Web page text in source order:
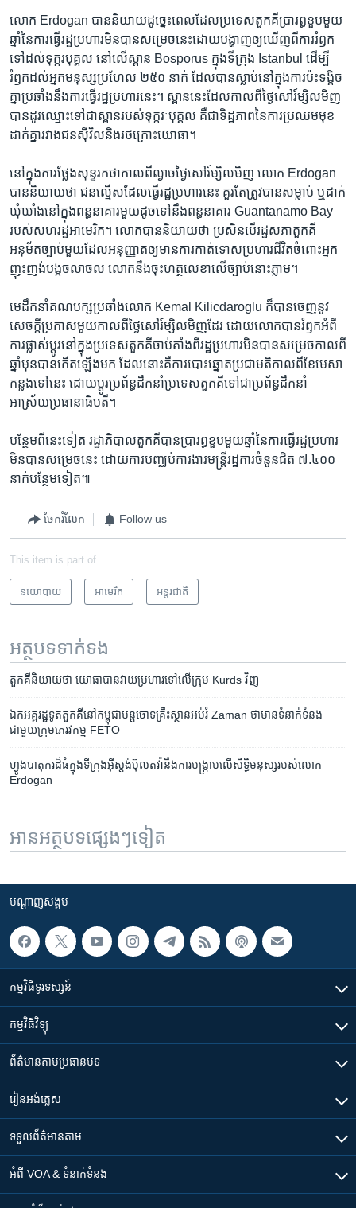
លោក Erdogan បាន​និយាយ​ដូច្នេះ​ពេល​ដែល​ប្រទេស​តួកគី​ប្រារព្ធ​ខួប​មួយ​
ឆ្នាំ​នៃ​ការ​ធ្វើ​រដ្ឋប្រហារ​មិន​បាន​សម្រេច​នេះ​ដោយ​បង្ហាញ​ឲ្យ​ឃើញ​ពី​ការ​រំឭក​
ទៅ​ដល់​ទុក្ករបុគ្គល នៅ​លើ​ស្ពាន Bosporus ក្នុង​ទីក្រុង Istanbul ដើម្បី​
រំឭក​ដល់​អ្នក​មនុស្ស​ប្រហែល ២៥០ នាក់ ដែល​បាន​ស្លាប់​នៅ​ក្នុង​ការ​ប៉ះទង្គិច​
គ្នា​ប្រឆាំង​នឹង​ការ​ធ្វើ​រដ្ឋប្រហារ​នេះ។ ស្ពាន​នេះ​ដែល​កាល​ពី​ថ្ងៃ​សៅរ៍​ម្សិលមិញ
បាន​ដូរ​ឈ្មោះ​ទៅ​ជា​ស្ពាន​របស់​ទុក្ករៈ​បុគ្គល គឺ​ជា​ទិដ្ឋភាព​នៃ​ការ​ប្រឈម​មុខ​
ដាក់​គ្នា​រវាង​ជន​ស៊ីវិល​និង​រថក្រោះ​យោធា។
នៅ​ក្នុង​ការ​ថ្លែង​សុន្ទរកថា​កាល​ពី​ល្ងាច​ថ្ងៃ​សៅរ៍​ម្សិលមិញ លោក Erdogan
បាន​និយាយ​ថា ជន​ល្មើស​ដែល​ធ្វើ​រដ្ឋប្រហារ​នេះ គួរតែ​ត្រូវ​បាន​សម្លាប់ ឬ​ដាក់​
ឃុំឃាំង​នៅ​ក្នុង​ពន្ធនាគារ​មួយ​ដូច​ទៅ​នឹង​ពន្ធនាគារ Guantanamo Bay
របស់​សហរដ្ឋ​អាមេរិក។ លោក​បាន​និយាយ​ថា ប្រសិនបើ​រដ្ឋសភា​តួកគី​
អនុម័ត​ច្បាប់​មួយ​ដែល​អនុញ្ញាត​ឲ្យ​មាន​ការ​កាត់ទោស​ប្រហារ​ជីវិត​ចំពោះ​អ្នក​
ញុះញង់​បង្ក​ចលាចល លោក​នឹង​ចុះ​ហត្ថលេខា​លើ​ច្បាប់​នោះ​ភ្លាម។
មេដឹកនាំ​គណបក្ស​ប្រឆាំង​លោក Kemal Kilicdaroglu ក៏​បាន​ចេញ​នូវ​
សេចក្ដី​ប្រកាស​មួយ​កាល​ពី​ថ្ងៃ​សៅរ៍​ម្សិលមិញ​ដែរ ដោយ​លោក​បាន​រំឭក​អំពី​
ការ​ផ្លាស់ប្ដូរ​នៅ​ក្នុង​ប្រទេស​តួកគី​ចាប់​តាំង​ពី​រដ្ឋ​ប្រហារ​មិន​បាន​សម្រេច​កាល​ពី​
ឆ្នាំ​មុន​បាន​កើត​ឡើង​មក ដែល​នោះ​គឺ​ការ​បោះឆ្នោត​ប្រជាមតិ​កាល​ពី​ខែ​មេសា​
កន្លង​ទៅ​នេះ ដោយ​ប្ដូរ​ប្រព័ន្ធ​ដឹកនាំ​ប្រទេស​តួកគី​ទៅ​ជា​ប្រព័ន្ធ​ដឹកនាំ​
អាស្រ័យ​ប្រធានាធិបតី។
បន្ថែម​ពី​នេះ​ទៀត រដ្ឋាភិបាល​តួកគី​បាន​ប្រារព្ធ​ខួប​មួយ​ឆ្នាំ​នៃ​ការ​ធ្វើ​រដ្ឋ​ប្រហារ​
មិន​បាន​សម្រេច​នេះ ដោយ​ការ​បញ្ឈប់​ការងារ​មន្ត្រី​រដ្ឋការ​ចំនួន​ជិត​ ៧.៤០០​
នាក់​បន្ថែម​ទៀត៕
ចែករំលែក Follow us
This item is part of
នយោបាយ អាមេរិក​ អន្តរជាតិ
អត្ថបទ​ទាក់ទង
តួកគី​និយាយ​ថា យោធា​បាន​វាយប្រហារ​ទៅ​លើ​ក្រុម Kurds​ វិញ
ឯក​អគ្គរដ្ឋ​ទូត​តួកគី​នៅ​កម្ពុជា​បន្តចោទ​គ្រឹះស្ថាន​អប់រំ​ ​Zaman​ ​ថា​មាន​ទំនាក់ទំនង​
ជាមួយ​ក្រុម​ភេរវកម្ម ​FETO
ហ្វូង​បាតុករ​ដ៏​ធំ​ក្នុង​ទីក្រុង​អ៊ីស្តង់ប៊ុល​តវ៉ា​នឹង​ការ​បង្ក្រាប​លើ​សិទ្ធិមនុស្ស​របស់​លោក
Erdogan
អានអត្ថបទផ្សេងៗទៀត
បណ្តាញ​សង្គម
កម្មវិធី​ទូរទស្សន៍
កម្មវិធី​វិទ្យុ
ព័ត៌មាន​តាមប្រធានបទ​
រៀន​​អង់គ្លេស
ទទួល​ព័ត៌មាន​តាម
អំពី​ VOA & ទំនាក់ទំនង